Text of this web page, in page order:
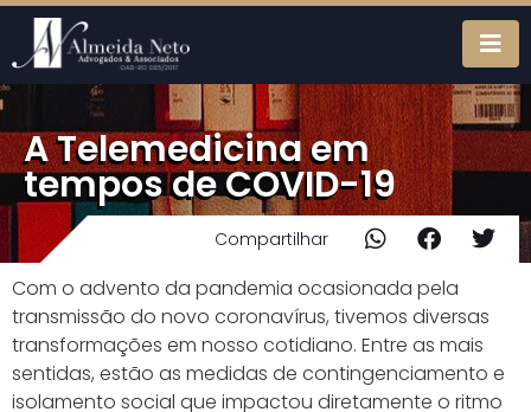
A Telemedicina em
tempos de COVID-19
Compartilhar
Com o advento da pandemia ocasionada pela
transmissão do novo coronavírus, tivemos diversas
transformações em nosso cotidiano. Entre as mais
sentidas, estão as medidas de contingenciamento e
isolamento social que impactou diretamente o ritmo